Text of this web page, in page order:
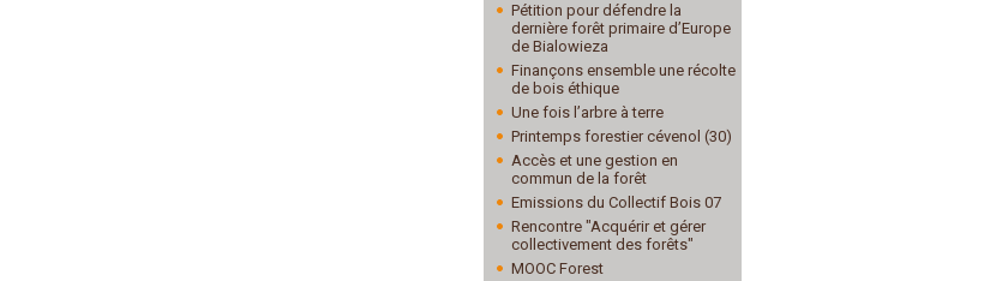
Pétition pour défendre la
dernière forêt primaire d’Europe
de Bialowieza
Finançons ensemble une récolte
de bois éthique
Une fois l’arbre à terre
Printemps forestier cévenol (30)
Accès et une gestion en
commun de la forêt
Emissions du Collectif Bois 07
Rencontre "Acquérir et gérer
collectivement des forêts"
MOOC Forest